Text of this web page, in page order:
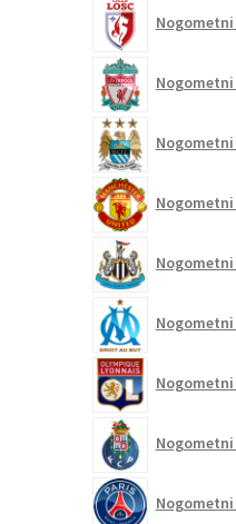
Nogometni
Nogometni